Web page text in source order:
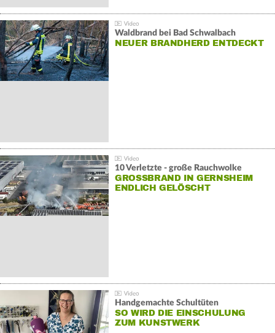
Waldbrand bei Bad Schwalbach
NEUER BRANDHERD ENTDECKT
10 Verletzte - große Rauchwolke
GROSSBRAND IN GERNSHEIM E
NDLICH GELÖSCHT
Handgemachte Schultüten
SO WIRD DIE EINSCHULUNG
ZUM KUNSTWERK